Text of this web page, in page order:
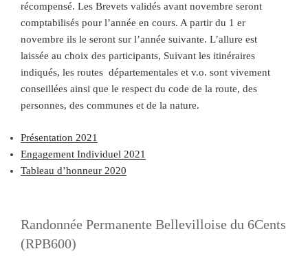
récompensé. Les Brevets validés avant novembre seront
comptabilisés pour l’année en cours. A partir du 1 er
novembre ils le seront sur l’année suivante. L’allure est
laissée au choix des participants, Suivant les itinéraires
indiqués, les routes départementales et v.o. sont vivement
conseillées ainsi que le respect du code de la route, des
personnes, des communes et de la nature.
Présentation 2021
Engagement Individuel 2021
Tableau d’honneur 2020
Randonnée Permanente Bellevilloise du 6Cents
(RPB600)